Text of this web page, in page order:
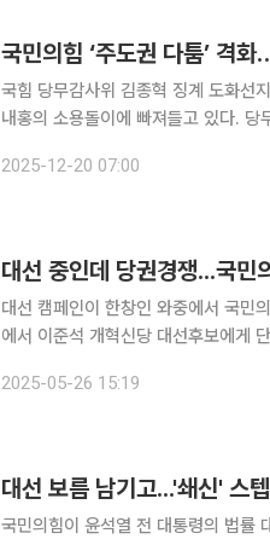
국민의힘 ‘주도권 다툼’ 격
국힘 당무감사위 김종혁 징계 도화선지방선거
내홍의 소용돌이에 빠져들고 있다.
면적으로는 ‘당 기강 확립’과 ‘당론
2025-12-20 07:00
대선 중인데 당권경쟁...국민
대선 캠페인이 한창인 와중에서 국민
에서 이준석 개혁신당 대선후보에게
원내대표는 26일 국회 기자간담회에
2025-05-26 15:19
대선 보름 남기고...'쇄신' 스
국민의힘이 윤석열 전 대통령의 법률